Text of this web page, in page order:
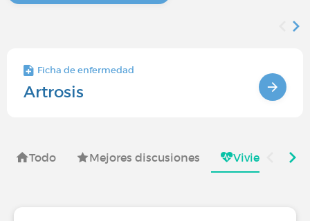
Ficha de enfermedad
Artrosis
Todo Mejores discusiones Viviendo con